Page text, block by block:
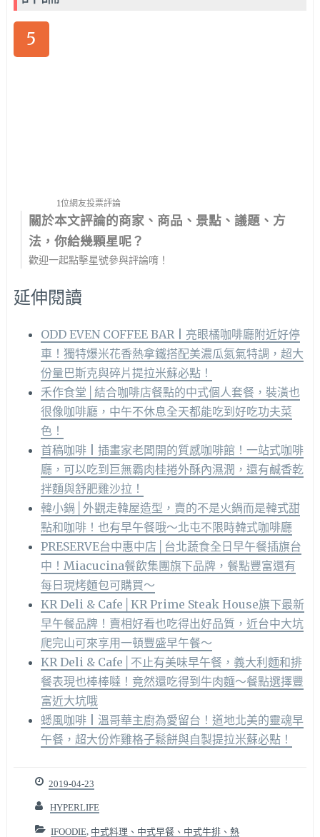
5
1位網友投票評論
關於本文評論的商家、商品、景點、議題、方
法，你給幾顆星呢？
歡迎一起點擊星號參與評論唷！
延伸閱讀
ODD EVEN COFFEE BAR | 亮眼橘咖啡廳附近好停
車！獨特爆米花香熱拿鐵搭配美濃瓜氮氣特調，超大
份量巴斯克與碎片提拉米蘇必點！
禾作食堂│結合咖啡店餐點的中式個人套餐，裝潢也
很像咖啡廳，中午不休息全天都能吃到好吃功夫菜
色！
首稿咖啡 | 插畫家老闆開的質感咖啡館！一站式咖啡
廳，可以吃到巨無霸肉桂捲外酥內濕潤，還有鹹香乾
拌麵與舒肥雞沙拉！
韓小鍋│外觀走韓屋造型，賣的不是火鍋而是韓式甜
點和咖啡！也有早午餐哦～北屯不限時韓式咖啡廳
PRESERVE台中惠中店│台北蔬食全日早午餐插旗台
中！Miacucina餐飲集團旗下品牌，餐點豐富還有
每日現烤麵包可購買～
KR Deli & Cafe│KR Prime Steak House旗下最新
早午餐品牌！賣相好看也吃得出好品質，近台中大坑
爬完山可來享用一頓豐盛早午餐～
KR Deli & Cafe│不止有美味早午餐，義大利麵和排
餐表現也棒棒噠！竟然還吃得到牛肉麵～餐點選擇豐
富近大坑哦
蟋風咖啡 | 溫哥華主廚為愛留台！道地北美的靈魂早
午餐，超大份炸雞格子鬆餅與自製提拉米蘇必點！
2019-04-23
HYPERLIFE
IFOODIE
中式料理、中式早餐、中式牛排、熱